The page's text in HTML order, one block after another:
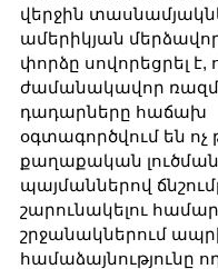
վերջին
ամերիկյան
փորձը սովորեցրել է,
ժամանակավոր
դադարները հաճախ
օգտագործվում են ոչ
քաղաքական լուծման,
պայմաններով
շարունակելու
շրջանակներում
համաձայնությունը